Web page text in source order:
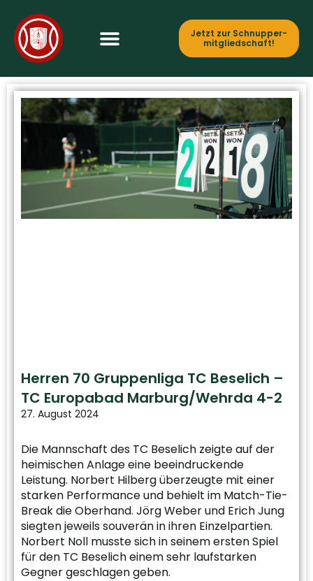
Jetzt zur Schnupper­
mitgliedschaft!
Herren 70 Gruppenliga TC Beselich –
TC Europabad Marburg/Wehrda 4-2
27. August 2024
Die Mannschaft des TC Beselich zeigte auf der
heimischen Anlage eine beeindruckende
Leistung. Norbert Hilberg überzeugte mit einer
starken Performance und behielt im Match-Tie-
Break die Oberhand. Jörg Weber und Erich Jung
siegten jeweils souverän in ihren Einzelpartien.
Norbert Noll musste sich in seinem ersten Spiel
für den TC Beselich einem sehr laufstarken
Gegner geschlagen geben.